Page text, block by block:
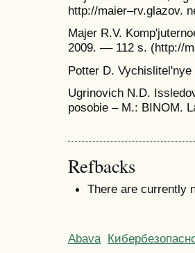
http://maier–rv.glazov.
Majer R.V.
2009. –– 112 s. (http://
Potter D.
Ugrinovich N.D.
posobie – M.: BINOM.
Refbacks
There are currently
Abava